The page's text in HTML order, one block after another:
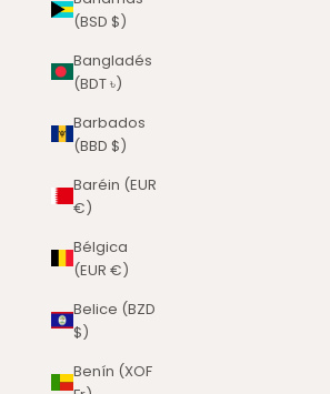
(BSD $)
Bangladés
(BDT ৳)
Barbados
(BBD $)
Baréin (EUR
€)
Bélgica
(EUR €)
Belice (BZD
$)
Benín (XOF